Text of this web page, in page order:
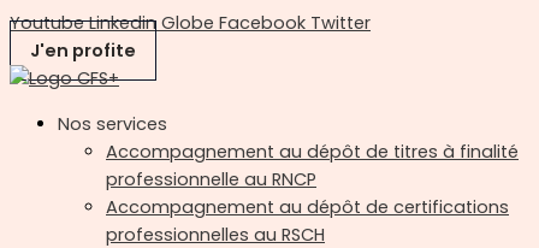
Youtube Linkedin Globe Facebook Twitter
J'en profite
Nos services
Accompagnement au dépôt de titres à finalité
professionnelle au RNCP
Accompagnement au dépôt de certifications
professionnelles au RSCH